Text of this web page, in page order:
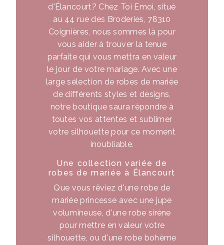
d'Élancourt? Chez Toi Emoi, situé
au 44 rue des Broderies, 78310
Coignières, nous sommes là pour
vous aider à trouver la tenue
parfaite qui vous mettra en valeur
le jour de votre mariage. Avec une
large sélection de robes de mariée
de différents styles et designs,
notre boutique saura répondre à
toutes vos attentes et sublimer
votre silhouette pour ce moment
inoubliable.
Une collection variée de
robes de mariée à Élancourt
Que vous rêviez d'une robe de
mariée princesse avec une jupe
volumineuse, d'une robe sirène
pour mettre en valeur votre
silhouette, ou d'une robe bohème